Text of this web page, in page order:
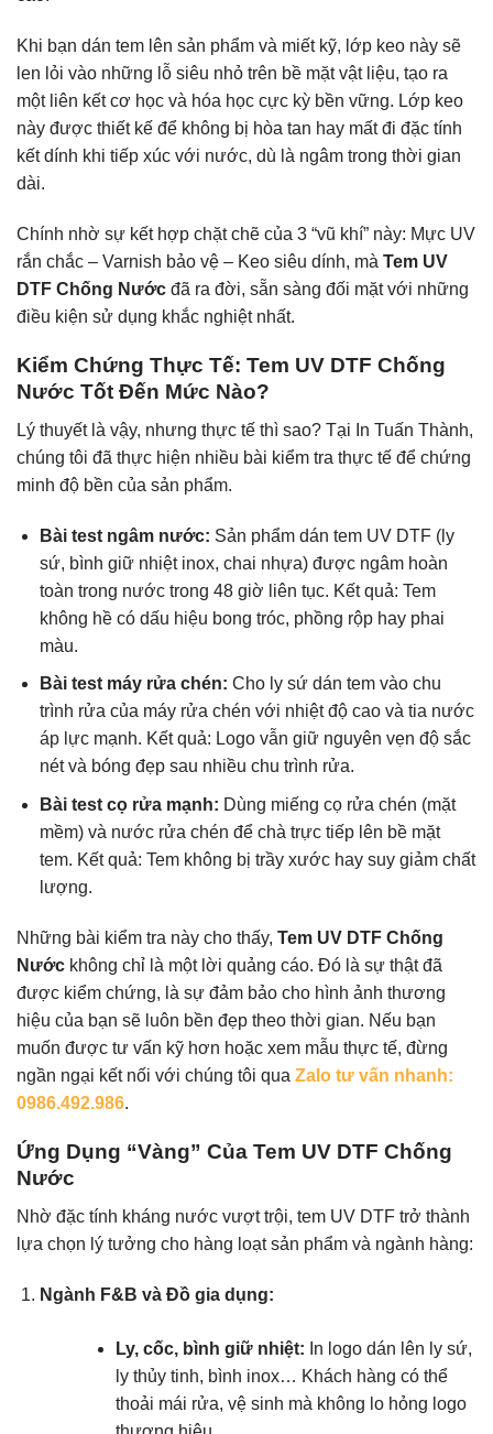
Khi bạn dán tem lên sản phẩm và miết kỹ, lớp keo này sẽ
len lỏi vào những lỗ siêu nhỏ trên bề mặt vật liệu, tạo ra
một liên kết cơ học và hóa học cực kỳ bền vững. Lớp keo
này được thiết kế để không bị hòa tan hay mất đi đặc tính
kết dính khi tiếp xúc với nước, dù là ngâm trong thời gian
dài.
Chính nhờ sự kết hợp chặt chẽ của 3 “vũ khí” này: Mực UV
rắn chắc – Varnish bảo vệ – Keo siêu dính, mà Tem UV
DTF Chống Nước đã ra đời, sẵn sàng đối mặt với những
điều kiện sử dụng khắc nghiệt nhất.
Kiểm Chứng Thực Tế: Tem UV DTF Chống
Nước Tốt Đến Mức Nào?
Lý thuyết là vậy, nhưng thực tế thì sao? Tại In Tuấn Thành,
chúng tôi đã thực hiện nhiều bài kiểm tra thực tế để chứng
minh độ bền của sản phẩm.
Bài test ngâm nước: Sản phẩm dán tem UV DTF (ly
sứ, bình giữ nhiệt inox, chai nhựa) được ngâm hoàn
toàn trong nước trong 48 giờ liên tục. Kết quả: Tem
không hề có dấu hiệu bong tróc, phồng rộp hay phai
màu.
Bài test máy rửa chén: Cho ly sứ dán tem vào chu
trình rửa của máy rửa chén với nhiệt độ cao và tia nước
áp lực mạnh. Kết quả: Logo vẫn giữ nguyên vẹn độ sắc
nét và bóng đẹp sau nhiều chu trình rửa.
Bài test cọ rửa mạnh: Dùng miếng cọ rửa chén (mặt
mềm) và nước rửa chén để chà trực tiếp lên bề mặt
tem. Kết quả: Tem không bị trầy xước hay suy giảm chất
lượng.
Những bài kiểm tra này cho thấy, Tem UV DTF Chống
Nước không chỉ là một lời quảng cáo. Đó là sự thật đã
được kiểm chứng, là sự đảm bảo cho hình ảnh thương
hiệu của bạn sẽ luôn bền đẹp theo thời gian. Nếu bạn
muốn được tư vấn kỹ hơn hoặc xem mẫu thực tế, đừng
ngần ngại kết nối với chúng tôi qua Zalo tư vấn nhanh:
0986.492.986.
Ứng Dụng “Vàng” Của Tem UV DTF Chống
Nước
Nhờ đặc tính kháng nước vượt trội, tem UV DTF trở thành
lựa chọn lý tưởng cho hàng loạt sản phẩm và ngành hàng:
Ngành F&B và Đồ gia dụng:
Ly, cốc, bình giữ nhiệt: In logo dán lên ly sứ,
ly thủy tinh, bình inox… Khách hàng có thể
thoải mái rửa, vệ sinh mà không lo hỏng logo